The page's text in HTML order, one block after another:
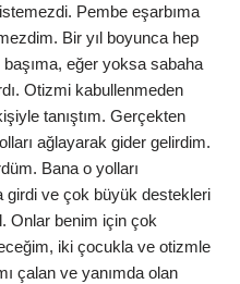
Pembe eşarbıma
Bir yıl boyunca hep
eğer yoksa sabaha
Otizmi kabullenmeden
tanıştım. Gerçekten
ağlayarak gider gelirdim.
Bana o yolları
girdi ve çok büyük destekleri
Onlar benim için çok
iki çocukla ve otizmle
çalan ve yanımda olan